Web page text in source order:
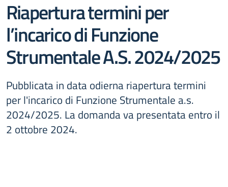
Riapertura termini per
l’incarico di Funzione
Strumentale A.S. 2024/2025
Pubblicata in data odierna riapertura termini
per l'incarico di Funzione Strumentale a.s.
2024/2025. La domanda va presentata entro il
2 ottobre 2024.